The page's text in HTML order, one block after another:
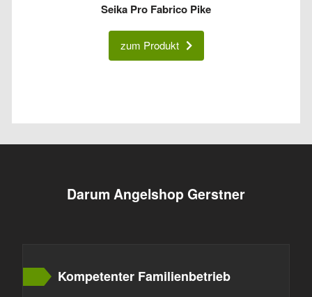
Seika Pro Fabrico Pike
zum Produkt
Darum Angelshop Gerstner
Kompetenter Familienbetrieb